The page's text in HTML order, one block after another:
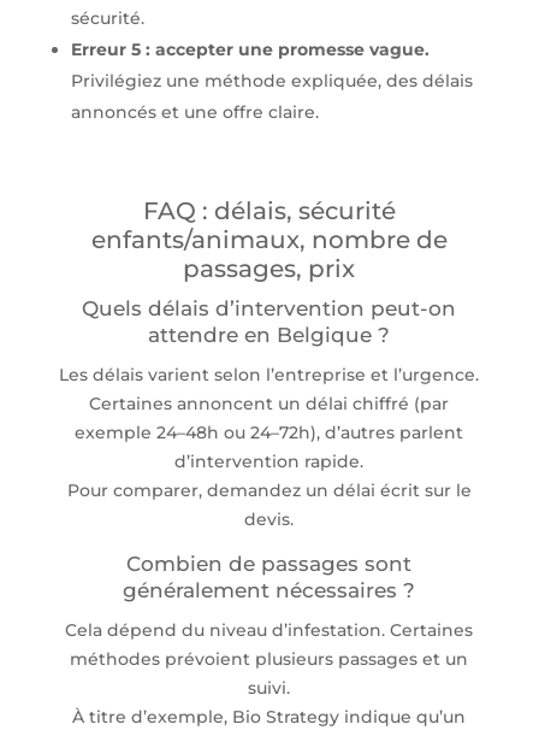
sécurité.
Erreur 5 : accepter une promesse vague.
Privilégiez une méthode expliquée, des délais
annoncés et une offre claire.
FAQ : délais, sécurité
enfants/animaux, nombre de
passages, prix
Quels délais d’intervention peut-on
attendre en Belgique ?
Les délais varient selon l’entreprise et l’urgence.
Certaines annoncent un délai chiffré (par
exemple 24–48h ou 24–72h), d’autres parlent
d’intervention rapide.
Pour comparer, demandez un délai écrit sur le
devis.
Combien de passages sont
généralement nécessaires ?
Cela dépend du niveau d’infestation. Certaines
méthodes prévoient plusieurs passages et un
suivi.
À titre d’exemple, Bio Strategy indique qu’un